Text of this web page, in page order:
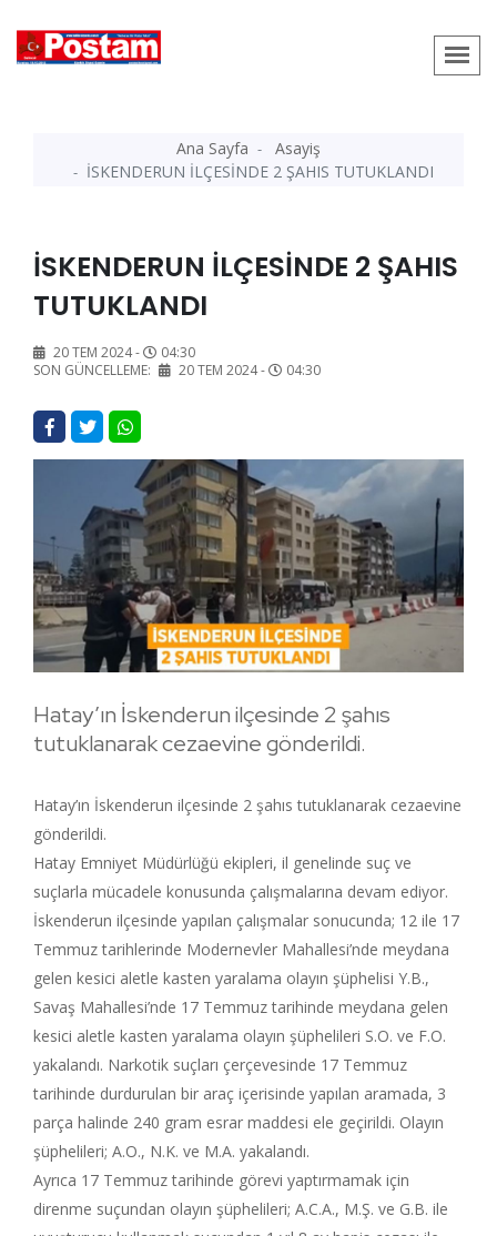
Ana Sayfa
Asayiş
İSKENDERUN İLÇESİNDE 2 ŞAHIS TUTUKLANDI
İSKENDERUN İLÇESİNDE 2 ŞAHIS
TUTUKLANDI
20 TEM 2024 -
04:30
SON GÜNCELLEME:
20 TEM 2024 - 04:30
Hatay’ın İskenderun ilçesinde 2 şahıs
tutuklanarak cezaevine gönderildi.
Hatay’ın İskenderun ilçesinde 2 şahıs tutuklanarak cezaevine
gönderildi.
Hatay Emniyet Müdürlüğü ekipleri, il genelinde suç ve
suçlarla mücadele konusunda çalışmalarına devam ediyor.
İskenderun ilçesinde yapılan çalışmalar sonucunda; 12 ile 17
Temmuz tarihlerinde Modernevler Mahallesi’nde meydana
gelen kesici aletle kasten yaralama olayın şüphelisi Y.B.,
Savaş Mahallesi’nde 17 Temmuz tarihinde meydana gelen
kesici aletle kasten yaralama olayın şüphelileri S.O. ve F.O.
yakalandı. Narkotik suçları çerçevesinde 17 Temmuz
tarihinde durdurulan bir araç içerisinde yapılan aramada, 3
parça halinde 240 gram esrar maddesi ele geçirildi. Olayın
şüphelileri; A.O., N.K. ve M.A. yakalandı.
Ayrıca 17 Temmuz tarihinde görevi yaptırmamak için
direnme suçundan olayın şüphelileri; A.C.A., M.Ş. ve G.B. ile